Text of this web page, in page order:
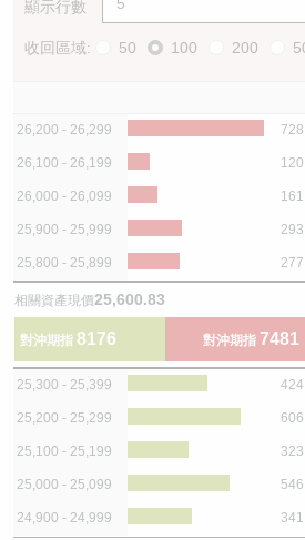
顯示行數
收回區域: 50 100 200
26,200 - 26,299 728
26,100 - 26,199 120
26,000 - 26,099 161
25,900 - 25,999 293
25,800 - 25,899 277
相關資產現價25,600.83
對沖期指 8176 對沖期指 7481
25,300 - 25,399 424
25,200 - 25,299 606
25,100 - 25,199 323
25,000 - 25,099 546
24,900 - 24,999 341